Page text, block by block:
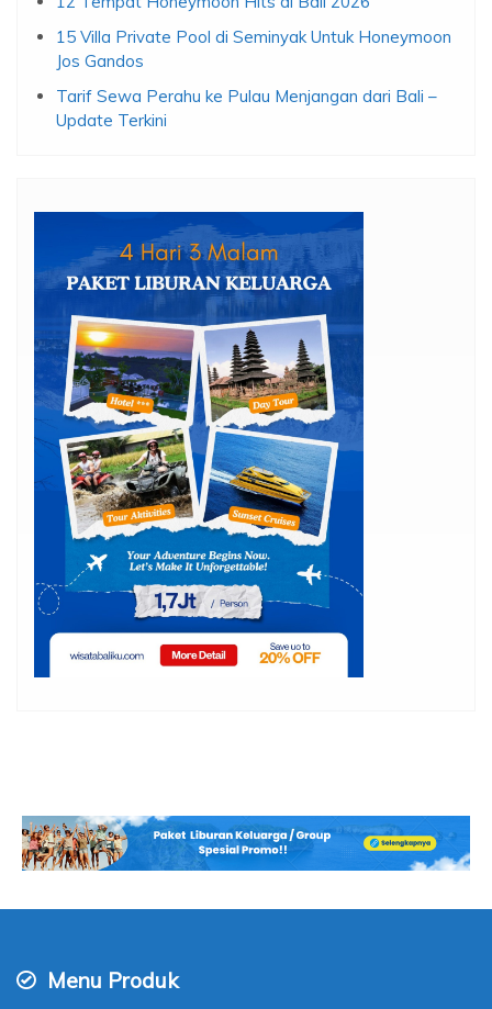
15 Villa Private Pool di Seminyak Untuk Honeymoon
Jos Gandos
Tarif Sewa Perahu ke Pulau Menjangan dari Bali –
Update Terkini
Menu Produk